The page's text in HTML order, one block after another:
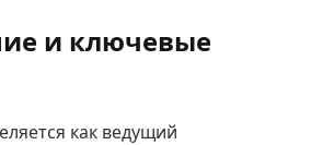
и ключевые
как ведущий